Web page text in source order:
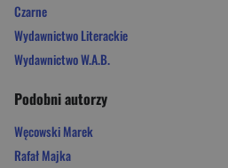
Czarne
Wydawnictwo Literackie
Wydawnictwo W.A.B.
Podobni autorzy
Węcowski Marek
Rafał Majka